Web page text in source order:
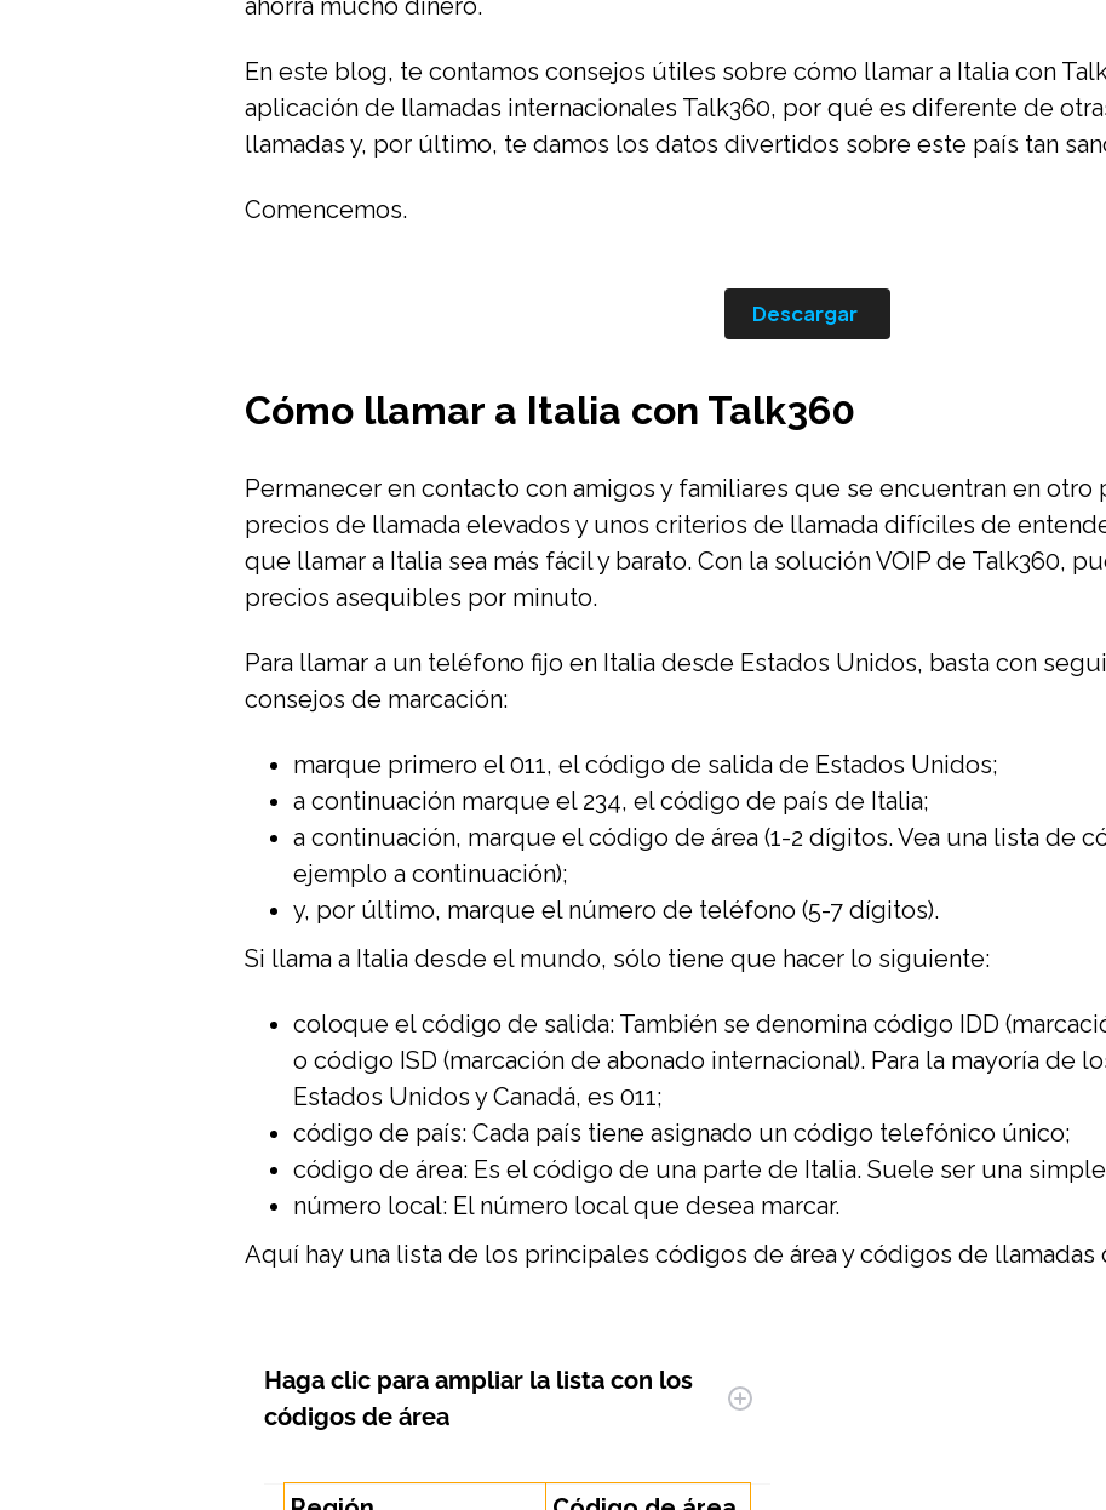
ahorra mucho dinero.
En este blog, te contamos consejos útiles sobre cómo llamar a Italia con
aplicación de llamadas internacionales Talk360, por qué es diferente de
llamadas y, por último, te damos los datos divertidos sobre este país tan
Comencemos.
Descargar
Cómo llamar a Italia con Talk360
Permanecer en contacto con amigos y familiares que se encuentran en otro
precios de llamada elevados y unos criterios de llamada difíciles de
que llamar a Italia sea más fácil y barato. Con la solución VOIP de Talk360,
precios asequibles por minuto.
Para llamar a un teléfono fijo en Italia desde Estados Unidos, basta con
consejos de marcación:
marque primero el 011, el código de salida de Estados Unidos;
a continuación marque el 234, el código de país de Italia;
a continuación, marque el código de área (1-2 dígitos. Vea una lista de
ejemplo a continuación);
y, por último, marque el número de teléfono (5-7 dígitos).
Si llama a Italia desde el mundo, sólo tiene que hacer lo siguiente:
coloque el código de salida: También se denomina código IDD
o código ISD (marcación de abonado internacional). Para la mayoría de
Estados Unidos y Canadá, es 011;
código de país: Cada país tiene asignado un código telefónico único;
código de área: Es el código de una parte de Italia. Suele ser una
número local: El número local que desea marcar.
Aquí hay una lista de los principales códigos de área y códigos de llamadas
Haga clic para ampliar la lista con los
códigos de área